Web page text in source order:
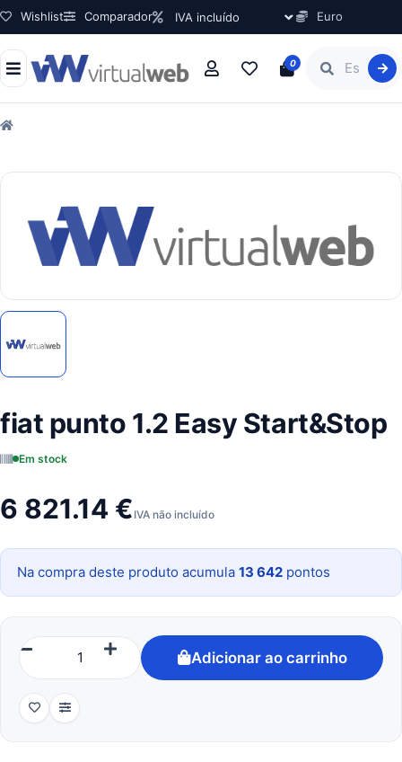
Wishlist Comparador Euro
0
fiat punto 1.2 Easy Start&Stop
Em stock
6 821.14 € IVA não incluído
Na compra deste produto acumula 13 642 pontos
Adicionar ao carrinho